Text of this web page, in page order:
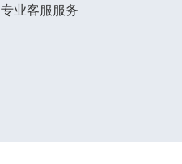
专业客服服务